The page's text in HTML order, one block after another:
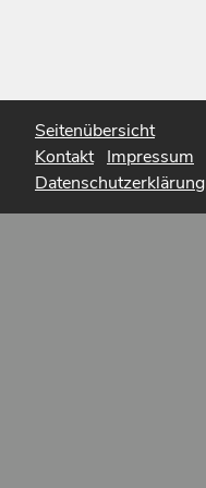
Seitenübersicht
Kontakt Impressum
Datenschutzerklärung